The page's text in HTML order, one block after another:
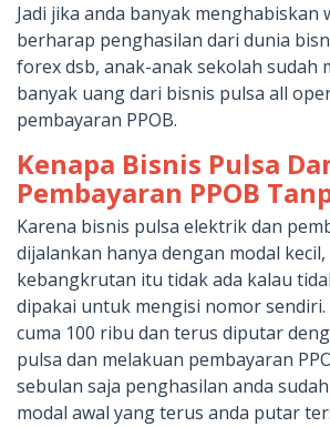
Jadi jika anda banyak
berharap penghasilan dari dunia
forex dsb, anak-anak sekolah sudah
banyak uang dari bisnis pulsa all
pembayaran PPOB.
Kenapa Bisnis Pulsa
Pembayaran PPOB
Karena bisnis pulsa elektrik dan
dijalankan hanya dengan modal
kebangkrutan itu tidak ada kalau
dipakai untuk mengisi nomor sendiri.
cuma 100 ribu dan terus diputar
pulsa dan melakuan pembayaran
sebulan saja penghasilan anda
modal awal yang terus anda putar